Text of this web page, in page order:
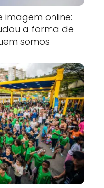
imagem online:
a forma de
somos